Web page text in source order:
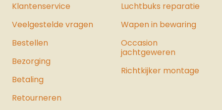
geselecteerde producten waarmee u
de maximale kracht uit het pistool
haalt. Bekijk hier ons hele assortiment
luchtpistolen.
Klantenservice
Veelgestelde vragen
Bestellen
Bezorging
Betaling
Retourneren
Luchtbuks reparatie
Wapen in bewaring
Occasion
jachtgeweren
Richtkijker montage